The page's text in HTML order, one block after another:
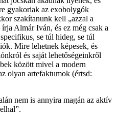
gyakoriak az exobolygók
szakítanunk kell „azzal a
Almár Iván, és ez még csak a
se túl hideg, se túl
Mire lehetnek képesek, és
és saját lehetőségeinkről
között mivel a modern
olyan artefaktumok (értsd:
nem is annyira magán az aktív